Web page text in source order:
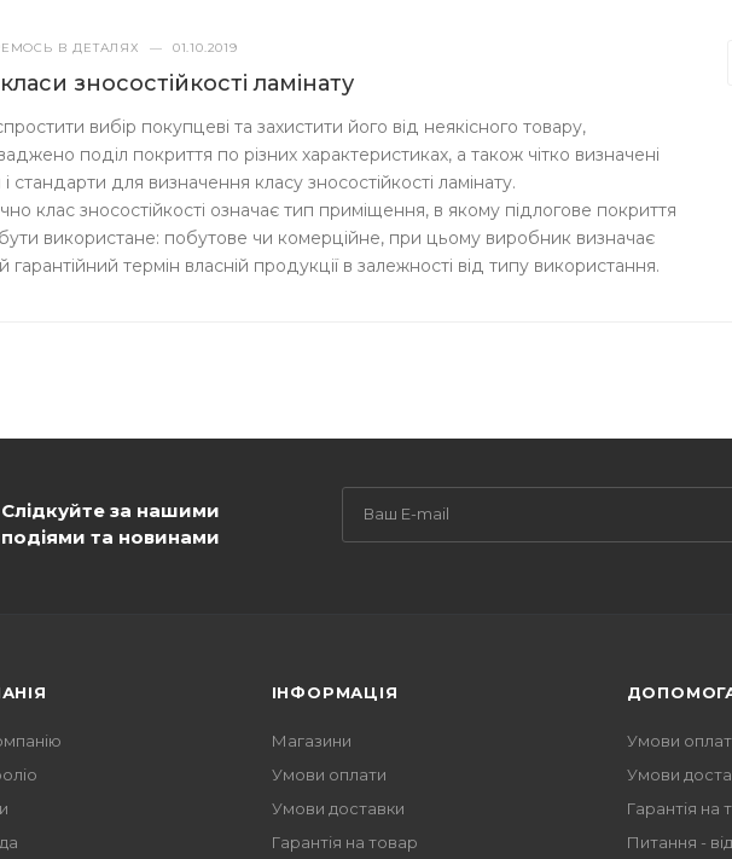
В ДЕТАЛЯХ — 01.10.2019
зносостійкості ламінату
вибір покупцеві та захистити його від неякісного товару,
поділ покриття по різних характеристиках, а також чітко визначені
стандарти для визначення класу зносостійкості ламінату.
клас зносостійкості означає тип приміщення, в якому підлогове покриття
використане: побутове чи комерційне, при цьому виробник визначає
гарантійний термін власній продукції в залежності від типу використання.
Слідкуйте за нашими
подіями та новинами
ІНФОРМАЦІЯ
Магазини
Умови оплати
Умови доставки
Гарантія на товар
Умови
Умови
Гарантія на
Питання -